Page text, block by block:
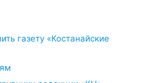
газету «Костанайские